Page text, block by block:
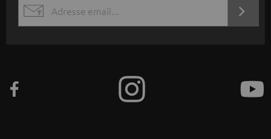
c
r
z
EMAIL